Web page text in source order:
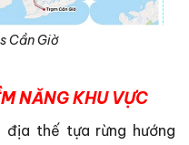
Cần Giờ
NĂNG KHU VỰC
địa thế tựa rừng hướng